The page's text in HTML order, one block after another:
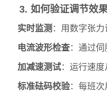
3. 如何验证调节效果
实时监测 ：用数字张
电流波形检查：通过
加减速测试：运行速度
标准砝码校验：每班次